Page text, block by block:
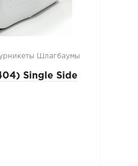
Шлагбаумы
Single Side